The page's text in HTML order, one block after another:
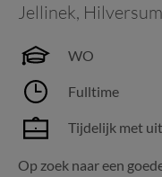
Jellinek, Hilversum
WO
Fulltime
Tijdelijk met
Op zoek naar een